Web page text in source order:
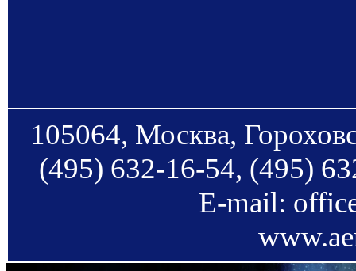
105064, Москва,
(495) 632-16-54, (495)
E-mail: